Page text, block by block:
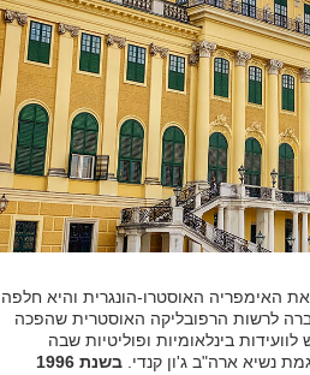
האימפריה האוסטרו-הונגרית והיא חלפה
לרשות הרפובליקה האוסטרית שהפכה
בינלאומיות ופוליטיות שבה
נשיא ארה"ב ג'ון קנדי.
בשנת 1996